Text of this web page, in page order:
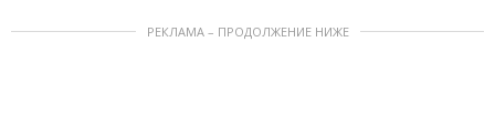
РЕКЛАМА – ПРОДОЛЖЕНИЕ НИЖЕ